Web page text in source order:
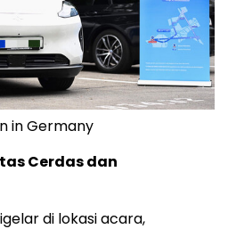
in Germany
Cerdas dan
di lokasi acara,